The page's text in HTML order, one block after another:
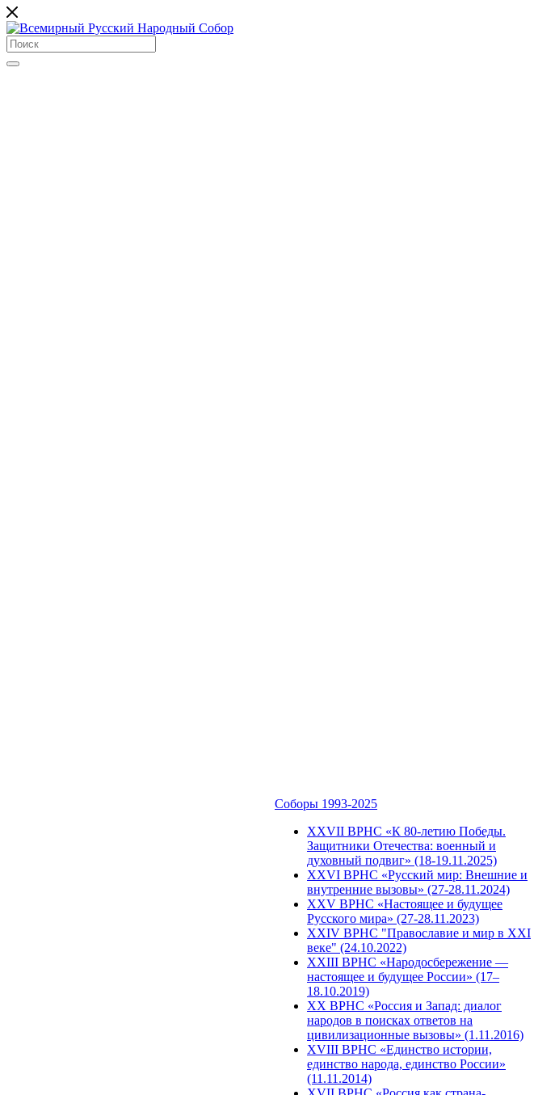
Соборы 1993-2025
ХХVII ВРНС «К 80-летию Победы.
Защитники Отечества: военный и
духовный подвиг» (18-19.11.2025)
XXVI ВРНС «Русский мир: Внешние и
внутренние вызовы» (27-28.11.2024)
XXV ВРНС «Настоящее и будущее
Русского мира» (27-28.11.2023)
XXIV ВРНС "Православие и мир в XXI
веке" (24.10.2022)
XXIII ВРНС «Народосбережение —
настоящее и будущее России» (17–
18.10.2019)
XX ВРНС «Россия и Запад: диалог
народов в поисках ответов на
цивилизационные вызовы» (1.11.2016)
XVIII ВРНС «Единство истории,
единство народа, единство России»
(11.11.2014)